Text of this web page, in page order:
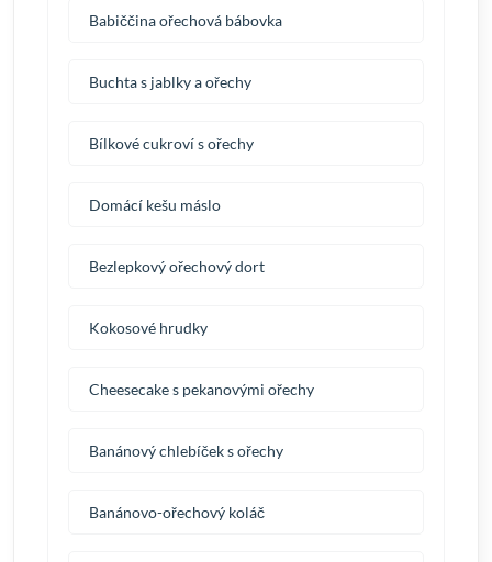
Babiččina ořechová bábovka
Buchta s jablky a ořechy
Bílkové cukroví s ořechy
Domácí kešu máslo
Bezlepkový ořechový dort
Kokosové hrudky
Cheesecake s pekanovými ořechy
Banánový chlebíček s ořechy
Banánovo-ořechový koláč